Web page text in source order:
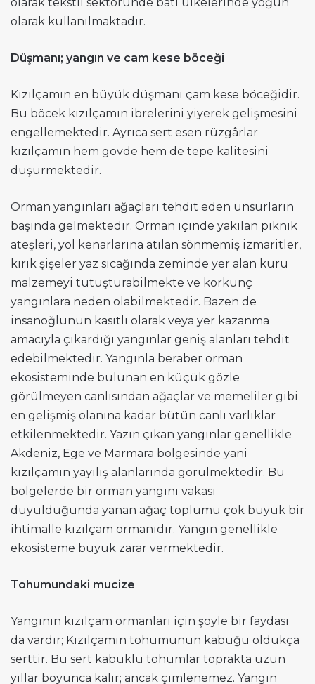
olarak tekstil sektöründe batı ülkelerinde yoğun
olarak kullanılmaktadır.
Düşmanı; yangın ve cam kese böceği
Kızılçamın en büyük düşmanı çam kese böceğidir.
Bu böcek kızılçamın ibrelerini yiyerek gelişmesini
engellemektedir. Ayrıca sert esen rüzgârlar
kızılçamın hem gövde hem de tepe kalitesini
düşürmektedir.
Orman yangınları ağaçları tehdit eden unsurların
başında gelmektedir. Orman içinde yakılan piknik
ateşleri, yol kenarlarına atılan sönmemiş izmaritler,
kırık şişeler yaz sıcağında zeminde yer alan kuru
malzemeyi tutuşturabilmekte ve korkunç
yangınlara neden olabilmektedir. Bazen de
insanoğlunun kasıtlı olarak veya yer kazanma
amacıyla çıkardığı yangınlar geniş alanları tehdit
edebilmektedir. Yangınla beraber orman
ekosisteminde bulunan en küçük gözle
görülmeyen canlısından ağaçlar ve memeliler gibi
en gelişmiş olanına kadar bütün canlı varlıklar
etkilenmektedir. Yazın çıkan yangınlar genellikle
Akdeniz, Ege ve Marmara bölgesinde yani
kızılçamın yayılış alanlarında görülmektedir. Bu
bölgelerde bir orman yangını vakası
duyulduğunda yanan ağaç toplumu çok büyük bir
ihtimalle kızılçam ormanıdır. Yangın genellikle
ekosisteme büyük zarar vermektedir.
Tohumundaki mucize
Yangının kızılçam ormanları için şöyle bir faydası
da vardır; Kızılçamın tohumunun kabuğu oldukça
serttir. Bu sert kabuklu tohumlar toprakta uzun
yıllar boyunca kalır; ancak çimlenemez. Yangın